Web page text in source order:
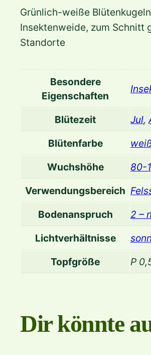
Grünlich-weiße
Insektenweide, zum Schnitt
Standorte
Besondere
Eigenschaften
Blütezeit Jul,
Blütenfarbe
Wuchshöhe
80-
Verwendungsbereich
Bodenanspruch
2 –
Lichtverhältnisse
Topfgröße
P
Dir könnte